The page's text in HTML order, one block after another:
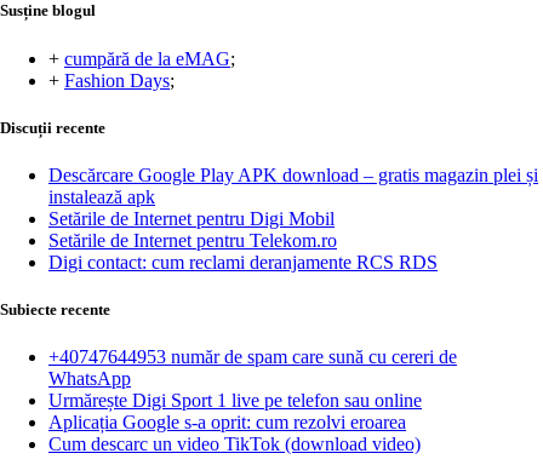
Susține blogul
+ cumpără de la eMAG;
+ Fashion Days;
Discuții recente
Descărcare Google Play APK download – gratis magazin plei și
instalează apk
Setările de Internet pentru Digi Mobil
Setările de Internet pentru Telekom.ro
Digi contact: cum reclami deranjamente RCS RDS
Subiecte recente
+40747644953 număr de spam care sună cu cereri de
WhatsApp
Urmărește Digi Sport 1 live pe telefon sau online
Aplicația Google s-a oprit: cum rezolvi eroarea
Cum descarc un video TikTok (download video)